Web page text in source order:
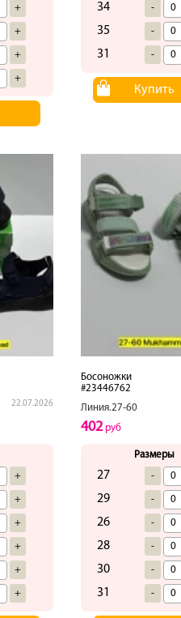
+
+
+
+
34 -
35 -
31 -
Купить
22.07.2026
+
+
+
+
+
+
Босоножки
#23446762
Линия.27-60
402руб
Размеры
27 -
29 -
26 -
28 -
30 -
31 -